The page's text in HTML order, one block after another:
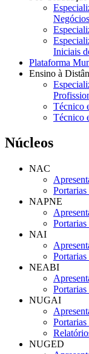
Negócios
Iniciais
Plataforma
Ensino à
Técnico
Técnico
Núcleos
NAC
Portarias
NAPNE
Portarias
NAI
Portarias
NEABI
Portarias
NUGAI
Portarias
NUGED